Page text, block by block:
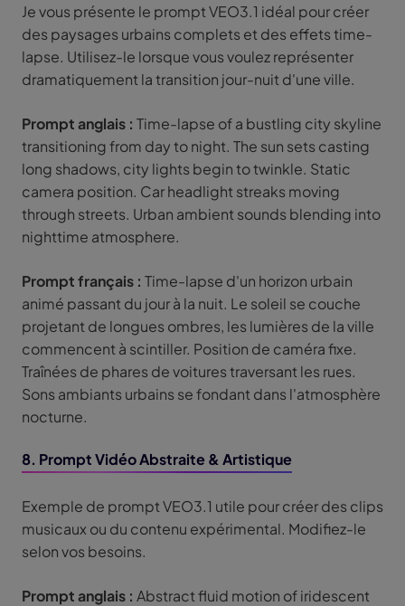
Je vous présente le prompt VEO3.1 idéal pour créer
des paysages urbains complets et des effets time-
lapse. Utilisez-le lorsque vous voulez représenter
dramatiquement la transition jour-nuit d'une ville.
Prompt anglais : Time-lapse of a bustling city skyline
transitioning from day to night. The sun sets casting
long shadows, city lights begin to twinkle. Static
camera position. Car headlight streaks moving
through streets. Urban ambient sounds blending into
nighttime atmosphere.
Prompt français : Time-lapse d'un horizon urbain
animé passant du jour à la nuit. Le soleil se couche
projetant de longues ombres, les lumières de la ville
commencent à scintiller. Position de caméra fixe.
Traînées de phares de voitures traversant les rues.
Sons ambiants urbains se fondant dans l'atmosphère
nocturne.
8. Prompt Vidéo Abstraite & Artistique
Exemple de prompt VEO3.1 utile pour créer des clips
musicaux ou du contenu expérimental. Modifiez-le
selon vos besoins.
Prompt anglais : Abstract fluid motion of iridescent